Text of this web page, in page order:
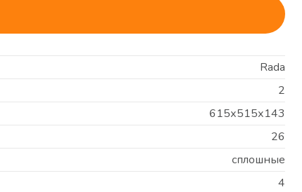
Rada
2
615х515х143
26
сплошные
4